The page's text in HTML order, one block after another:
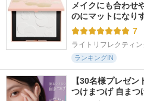
メイクにも合わせ
のにマットになり
7
ライトリフレクティ
ランキングIN
【30名様プレゼ
つけまつげ 自まつ